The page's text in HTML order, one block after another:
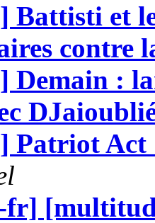
Battisti et
contre
Demain :
Patriot Act